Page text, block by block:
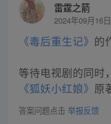
雷霆之箭
2024年09月16
《毒后重生记》 的
等待电视剧的同时
《狐妖小红娘》 原
答案问题点击 举报反馈